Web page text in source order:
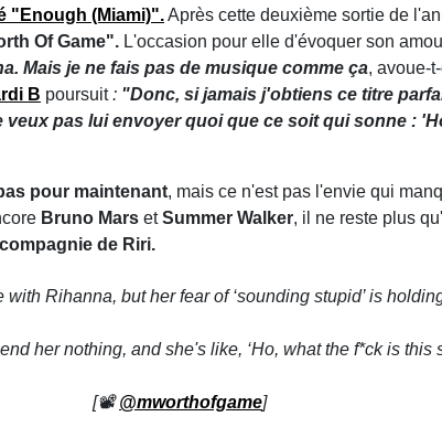
"Enough (Miami)".Après cette deuxième sortie de
Of Game". L'occasion pour elle d'évoquer son
Mais je ne fais pas de musique comme ça, avoue-
B poursuit: "Donc, si jamais j'obtiens ce titre
pas lui envoyer quoi que ce soit qui sonne :
pour maintenant, mais ce n'est pas l'envie qui
Bruno Mars etSummer Walker, il ne reste plus
de Riri.
Rihanna, but her fear of ‘sounding stupid’ is
her nothing, and she's like, ‘Ho, what the f*ck is this
[📽️@mworthofgame]